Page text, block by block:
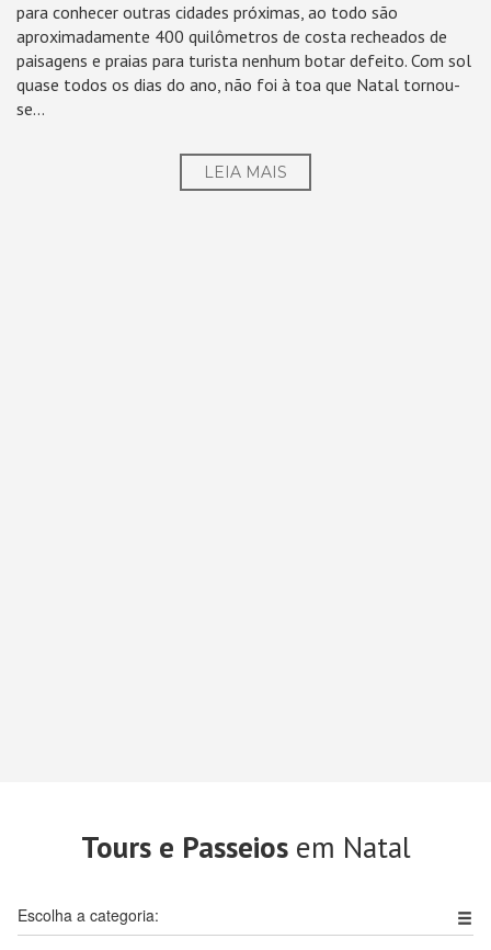
para conhecer outras cidades próximas, ao todo são
aproximadamente 400 quilômetros de costa recheados de
paisagens e praias para turista nenhum botar defeito. Com sol
quase todos os dias do ano, não foi à toa que Natal tornou-
se...
LEIA MAIS
Tours e Passeiosem Natal
Escolha a categoria: